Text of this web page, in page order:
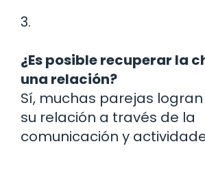
3.
¿Es posible recuperar la
una relación?
Sí, muchas parejas
su relación a través de la
comunicación y